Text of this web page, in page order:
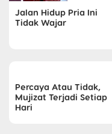
Jalan Hidup Pria Ini
Tidak Wajar
Percaya Atau Tidak,
Mujizat Terjadi Setiap
Hari